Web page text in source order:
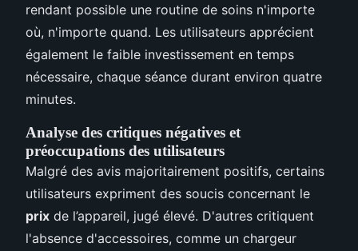
rendant possible une routine de soins n'importe
où, n'importe quand. Les utilisateurs apprécient
également le faible investissement en temps
nécessaire, chaque séance durant environ quatre
minutes.
Analyse des critiques négatives et
préoccupations des utilisateurs
Malgré des avis majoritairement positifs, certains
utilisateurs expriment des soucis concernant le
prix de l’appareil, jugé élevé. D'autres critiquent
l'absence d'accessoires, comme un chargeur